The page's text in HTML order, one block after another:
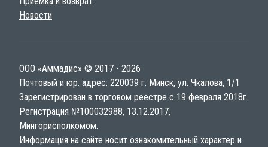
Новости
ООО «Аммадис» © 2017 - 2026
Почтовый и юр. адрес: 220039 г. Минск, ул. Чкалова, 1/1
Зарегистрирован в торговом реестре с 19 февраля 2018г.
Регистрация №100032988, 13.12.2017,
Мингорисполкомом.
Информация на сайте носит ознакомительный характер и